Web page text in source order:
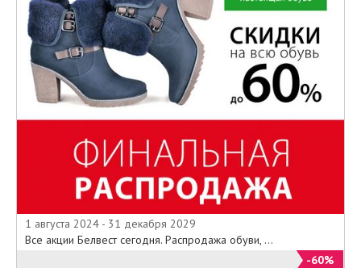
1 августа 2024 - 31 декабря 2029
Все акции Белвест сегодня. Распродажа обуви, ...
-60%